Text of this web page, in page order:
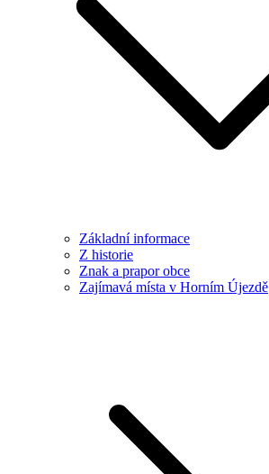
Základní informace
Z historie
Znak a prapor obce
Zajímavá místa v Horním Újezdě